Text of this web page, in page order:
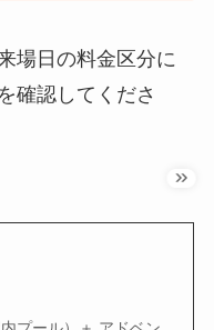
場日の料金区分に
を確認してくださ